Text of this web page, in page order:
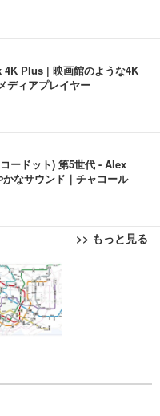
Plus | 映画館のような4K
ディアプレイヤー
ードット) 第5世代 - Alex
なサウンド｜チャコール
>> もっと見る
ア 椅子 テレワーク 疲れな
ト コンパクト 約105度ロッ
回転 座面昇降 強化ナイロ
シュ 在宅ワーク H-WY01
ない ブラック
ミアムモニター | FlexScan
UHD・USB Type-C・ホワ
トシーツ 薄型 レギュラー 1
イト 300枚
面:ライトブルー)